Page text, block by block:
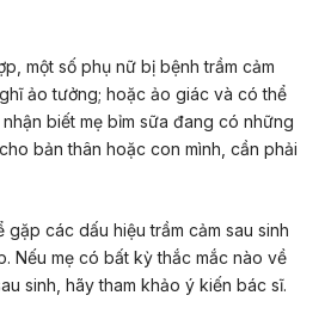
một số phụ nữ bị bệnh trầm cảm
ảo tưởng; hoặc ảo giác và có thể
biết mẹ bỉm sữa đang có những
bản thân hoặc con mình, cần phải
gặp các dấu hiệu trầm cảm sau sinh
Nếu mẹ có bất kỳ thắc mắc nào về
sinh, hãy tham khảo ý kiến bác sĩ.